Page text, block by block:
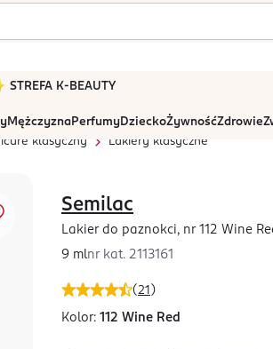
STREFA K-BEAUTY
MężczyznaPerfumyDzieckoŻywnośćZdrowie
klasyczny Lakiery klasyczne
(21 )
Semilac
Lakier do paznokci, nr 112 Wine
9 mlnr kat. 2113161
Kolor: 112 Wine Red